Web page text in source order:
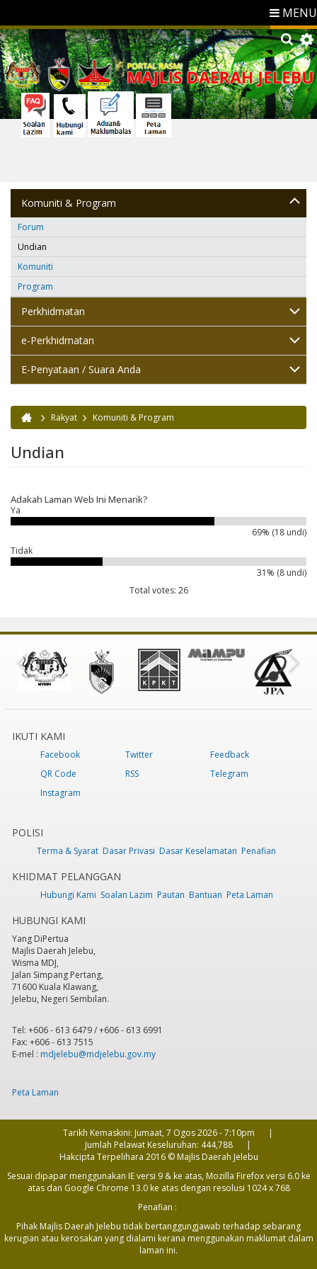
MENU
Komuniti & Program
Forum
Undian
Komuniti
Program
Perkhidmatan
e-Perkhidmatan
E-Penyataan / Suara Anda
Anda di sini
Rakyat Komuniti & Program
Undian
Adakah Laman Web Ini Menarik?
Ya
69% (18 undi)
Tidak
31% (8 undi)
Total votes: 26
IKUTI KAMI
Facebook Twitter
Feedback
QR Code
RSS
Telegram
Instagram
POLISI
Terma & Syarat Dasar Privasi Dasar Keselamatan Penafian
KHIDMAT PELANGGAN
Hubungi Kami Soalan Lazim Pautan Bantuan Peta Laman
HUBUNGI KAMI
Yang DiPertua
Majlis Daerah Jelebu,
Wisma MDJ,
Jalan Simpang Pertang,
71600 Kuala Klawang,
Jelebu, Negeri Sembilan.
Tel: +606 - 613 6479 / +606 - 613 6991
Fax: +606 - 613 7515
E-mel : mdjelebu@mdjelebu.gov.my
Peta Laman
Tarikh Kemaskini: Jumaat, 7 Ogos 2026 - 7:10pm
Jumlah Pelawat Keseluruhan: 444,788
Hakcipta Terpelihara 2016 © Majlis Daerah Jelebu
Sesuai dipapar menggunakan IE versi 9 & ke atas, Mozilla Firefox versi 6.0 ke
atas dan Google Chrome 13.0 ke atas dengan resolusi 1024 x 768
Penafian :
Pihak Majlis Daerah Jelebu tidak bertanggungjawab terhadap sebarang
kerugian atau kerosakan yang dialami kerana menggunakan maklumat dalam
laman ini.